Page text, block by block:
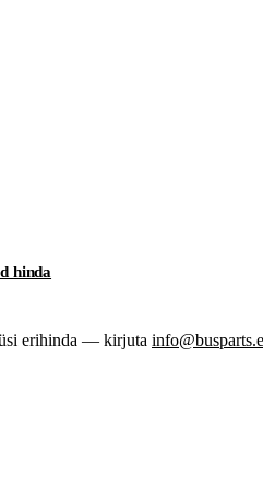
hinda
erihinda — kirjuta